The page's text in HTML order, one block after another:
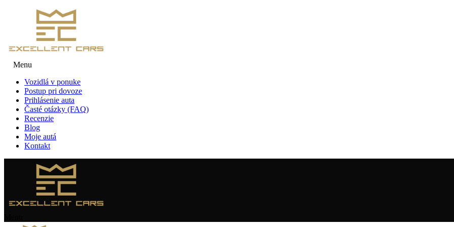
Menu
Vozidlá v ponuke
Postup pri dovoze
Prihlásenie auta
Časté otázky (FAQ)
Recenzie
Blog
Moje autá
Kontakt